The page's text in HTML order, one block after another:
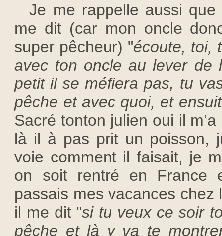
Je me rappelle aussi
me dit (car mon oncle
super pêcheur) "écoute, toi,
avec ton oncle au lever de
petit il se méfiera pas, tu
pêche et avec quoi, et
Sacré tonton julien oui il
là il à pas prit un poisson,
voie comment il faisait, je
on soit rentré en
passais mes vacances chez
il me dit "si tu veux ce soir
pêche et là y va te